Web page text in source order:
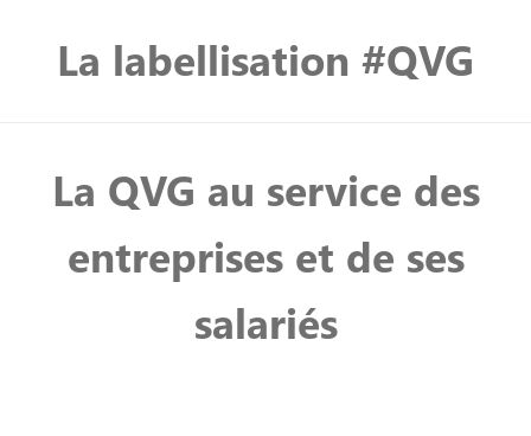
La labellisation #QVG
La QVG au service des
entreprises et de ses
salariés